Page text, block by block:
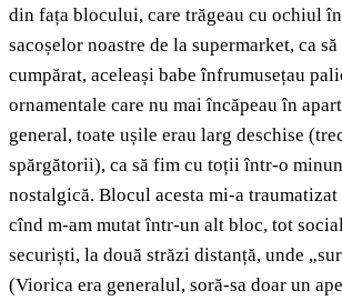
din fața blocului, care trăgeau cu ochiul
sacoșelor noastre de la supermarket, ca
cumpărat, aceleași babe înfrumusețau
ornamentale care nu mai încăpeau în
general, toate ușile erau larg deschise
spărgătorii), ca să fim cu toții într-o
nostalgică. Blocul acesta mi-a
cînd m-am mutat într-un alt bloc, tot
securiști, la două străzi distanță, unde
(Viorica era generalul, soră-sa doar un